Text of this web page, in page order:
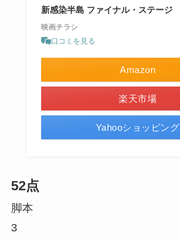
新感染半島 ファイナル・ステージ
映画チラシ
口コミを見る
Amazon
楽天市場
Yahooショッピング
52点
脚本
3